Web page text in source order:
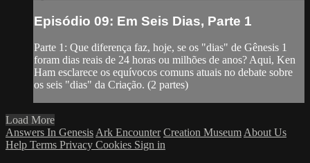
Episódio 09: Em Seis Dias, Parte 1
Parte 1: Que diferença faz, hoje, se os "dias" de Gênesis 1
foram dias reais de 24 horas ou milhões de anos? Aqui, Ken
Ham esclarece os equívocos comuns atuais no debate sobre
os seis "dias" da Criação. (2 partes)
Load More
Answers In Genesis Ark Encounter Creation Museum About Us
Help Terms Privacy Cookies Sign in